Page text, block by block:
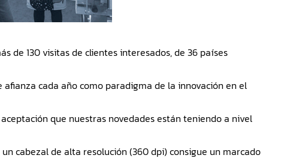
de 130 visitas de clientes interesados, de 36 países
cada año como paradigma de la innovación en el
que nuestras novedades están teniendo a nivel
cabezal de alta resolución (360 dpi) consigue un marcado